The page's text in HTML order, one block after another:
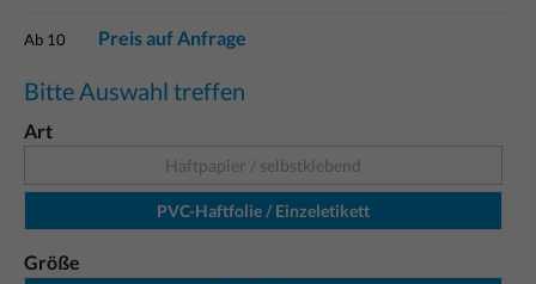
Ab 10 Preis auf Anfrage
Bitte Auswahl treffen
Art
Haftpapier / selbstklebend
PVC-Haftfolie / Einzeletikett
Größe